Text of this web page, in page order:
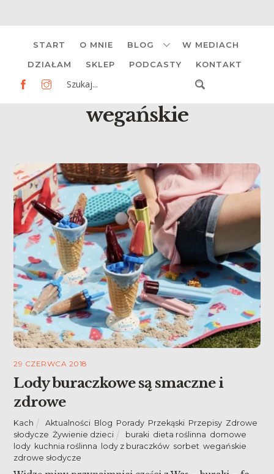
content
START O MNIE BLOG W MEDIACH
DZIAŁAM SKLEP PODCASTY KONTAKT
wegańskie
29 CZERWCA 2018
Lody buraczkowe są smaczne i
zdrowe
Kach Aktualności Blog Porady Przekąski Przepisy Zdrowe
słodycze ,Żywienie dzieci buraki dieta roślinna domowe
lody kuchnia roślinna lody z buraczków sorbet ,wegańskie
zdrowe słodycze